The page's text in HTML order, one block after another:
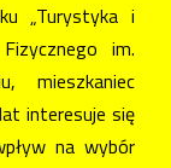
„Turystyka i
im.
mieszkaniec
interesuje się
na wybór